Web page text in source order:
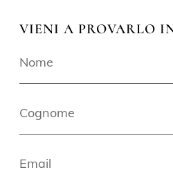
VIENI A PROVARLO